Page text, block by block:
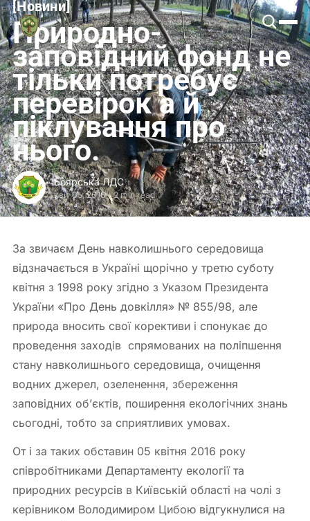
[Новини[
Природно-
заповідний фонд не
тільки потребує
перевірок а й
піклування про
нього.
Боярська ЛДС
квіт 05, 2016-2 min read
За звичаєм День навколишнього середовища
відзначається в Україні щорічно у третю суботу
квітня з 1998 року згідно з Указом Президента
України «Про День довкілля» № 855/98, але
природа вносить свої корективи і спонукає до
проведення заходів спрямованих на поліпшення
стану навколишнього середовища, очищення
водних джерел, озеленення, збереження
заповідних об’єктів, поширення екологічних знань
сьогодні, тобто за сприятливих умовах.
От і за таких обставин 05 квітня 2016 року
співробітниками Департаменту екології та
природних ресурсів в Київській області на чолі з
керівником Володимиром Цибою відгукнулися на